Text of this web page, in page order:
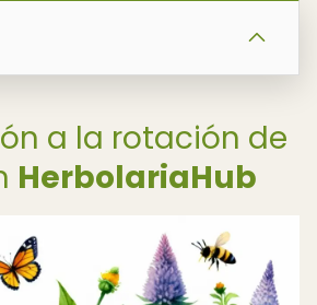
a la rotación de
HerbolariaHub